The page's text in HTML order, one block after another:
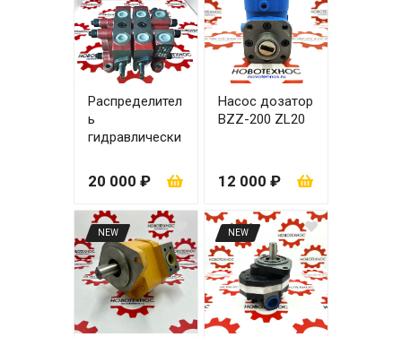
Распределител
ь
гидравлически
(управление
рычаги)
20 000 ₽
Насос дозатор
BZZ-200 ZL20
12 000 ₽
NEW NEW